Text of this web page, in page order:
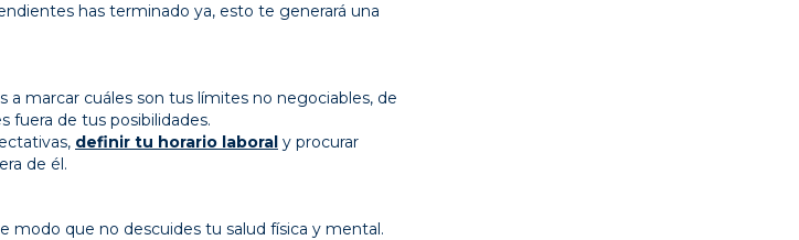
has terminado ya, esto te generará una
marcar cuáles son tus límites no negociables, de
fuera de tus posibilidades.
definir tu horario laboral y procurar
de él.
modo que no descuides tu salud física y mental.